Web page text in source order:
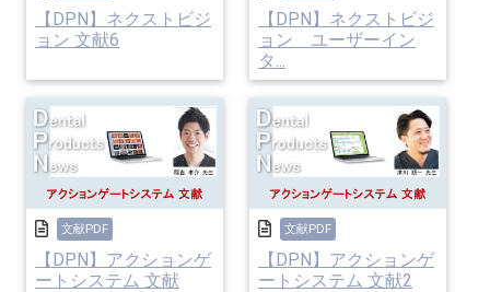
【DPN】ネクストビジ
ョン 文献6
【DPN】ネクストビジ
ョン ユーザーイン
タ...
文献PDF
【DPN】アクションゲ
ートシステム 文献
文献PDF
【DPN】アクションゲ
ートシステム 文献2